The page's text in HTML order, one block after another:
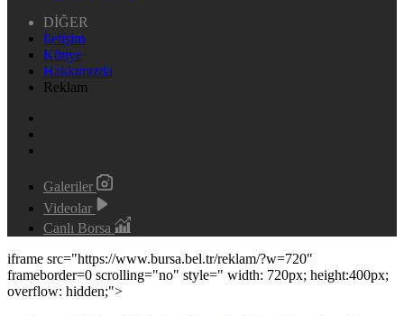
DİĞER
İletişim
Künye
Hakkımızda
Reklam
Galeriler
Videolar
Canlı Borsa
iframe src="https://www.bursa.bel.tr/reklam/?w=720"
frameborder=0 scrolling="no" style=" width: 720px; height:400px;
overflow: hidden;">